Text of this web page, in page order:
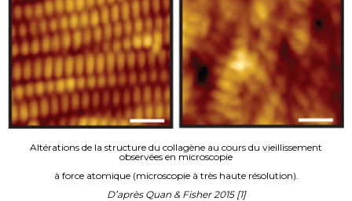
Altérations de la structure du collagène au cours du vieillissement
observées en microscopie
à force atomique (microscopie à très haute résolution).
D’après Quan & Fisher 2015 [1]